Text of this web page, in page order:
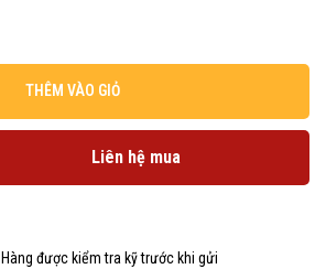
THÊM VÀO GIỎ
Liên hệ mua
Hàng được kiểm tra kỹ trước khi gửi